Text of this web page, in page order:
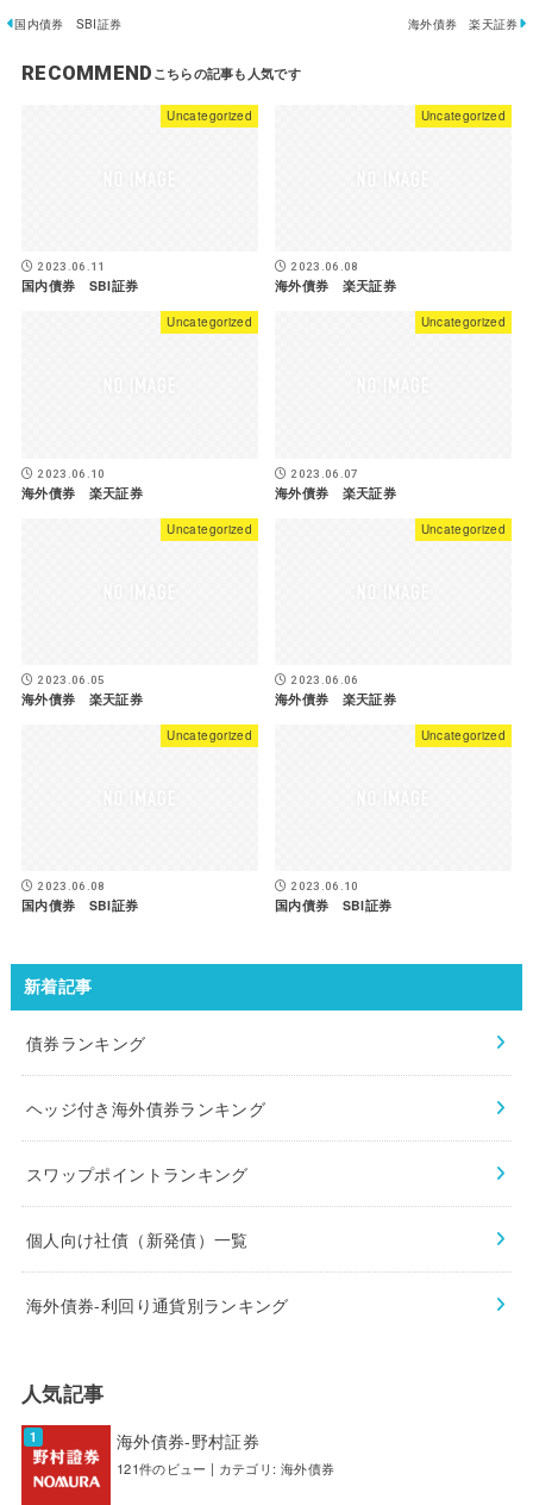
国内債券 SBI証券 海外債券 楽天証券
RECOMMEND
Uncategorized
2023.06.11
国内債券 SBI証券
Uncategorized
2023.06.08
海外債券 楽天証券
Uncategorized
2023.06.10
海外債券 楽天証券
Uncategorized
2023.06.07
海外債券 楽天証券
Uncategorized
2023.06.05
海外債券 楽天証券
Uncategorized
2023.06.06
海外債券 楽天証券
Uncategorized
2023.06.08
国内債券 SBI証券
Uncategorized
2023.06.10
国内債券 SBI証券
新着記事
債券ランキング
ヘッジ付き海外債券ランキング
スワップポイントランキング
個人向け社債（新発債）一覧
海外債券-利回り通貨別ランキング
人気記事
海外債券-野村証券
121件のビュー | カテゴリ: 海外債券